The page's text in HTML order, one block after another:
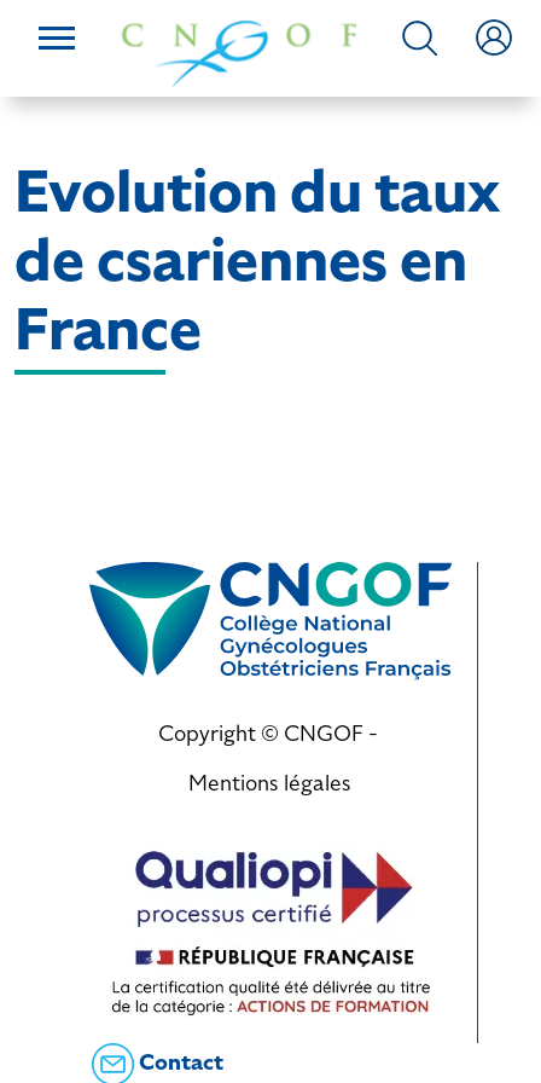
Evolution du taux
de csariennes en
France
Copyright © CNGOF -
Mentions légales
Contact